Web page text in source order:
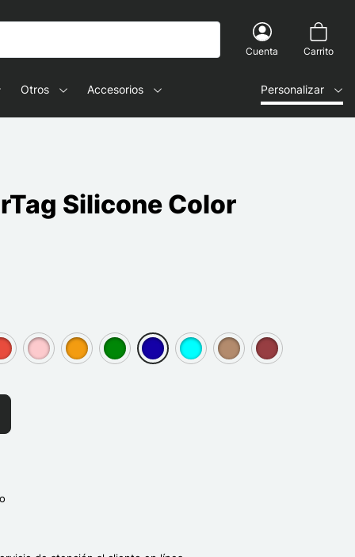
Cuenta Carrito
Otros Accesorios Personalizar
Silicone Color
group[3]group[3]group[3]group[3]group[3]group[3]group[3]